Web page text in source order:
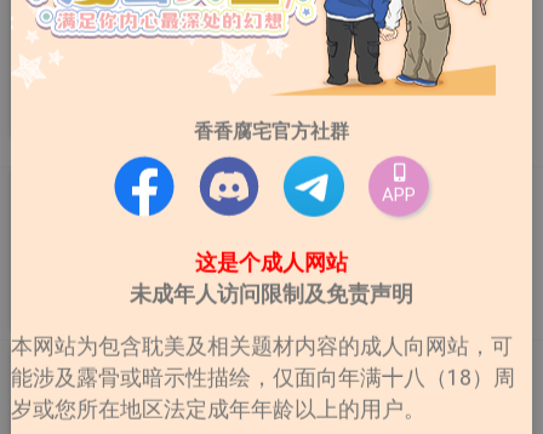
拥有超高人气的跆拳道国手泰铉，因每届奥运都没能顺利
摘金，遭受大众批评。面对最后一次出战的奥运机会，他
为了稳定费洛蒙数值，开始寻找「配对伴侣」，并与四年
对个性木讷却又十分积极接近自己的世辰，泰铉难以摸透
他的真心，因而感到混乱。与此同时，比赛也一步步逼
近。究竟泰铉能否克服心魔，实现他多年的夙愿呢？
作者：새우죽, 졸부,
해양생물
Focusing【无码】
为了替生病的弟弟分担家用，尹贞佑从小就踏入职场打工
维生。某天，他偶然看到一则报导——主角是和弟弟年纪
相仿的天才围棋少年车智翰。对方曾因病倒下，却重新振
作站上赛场，那段经历让贞佑忍不住把情感投射其中，自
手，居然意外和已经转行当模特儿的智翰再度相遇。在一
次聚餐结束的夜晚，他迷迷糊糊之间感觉有人靠近自己
——睁开眼的瞬间，映入眼帘的，竟然是那个名字早已烙
OFF TRACK【无码】
오프트랙 一切都是从红钻石开始的。 为了追查红钻石的
线索，「车建武」参加L公司股东大会的聚会， 并遇见了
香香腐宅官方社群
APP
这是个成人网站
未成年人访问限制及免责声明
本网站为包含耽美及相关题材内容的成人向网站，可
能涉及露骨或暗示性描绘，仅面向年满十八（18）周
岁或您所在地区法定成年年龄以上的用户。